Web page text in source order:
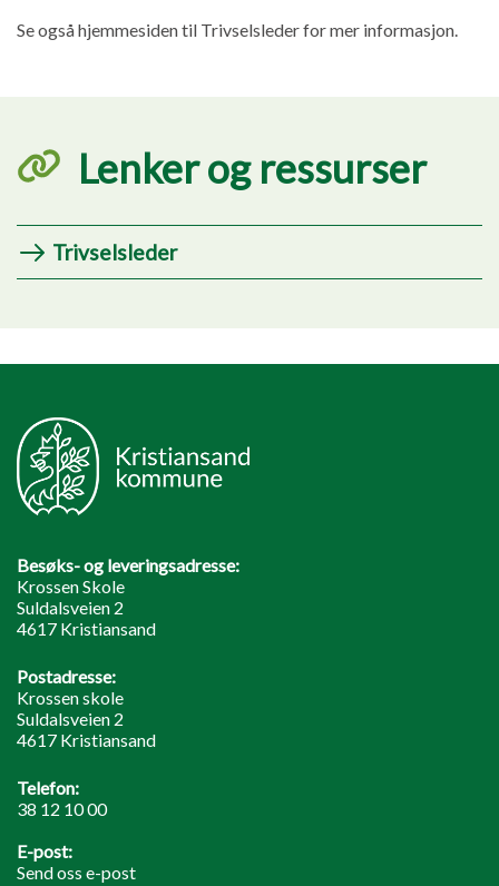
Se også hjemmesiden til Trivselsleder for mer informasjon.
Lenker og ressurser
Trivselsleder
Besøks- og leveringsadresse:
Krossen Skole
Suldalsveien 2
4617 Kristiansand
Postadresse:
Krossen skole
Suldalsveien 2
4617 Kristiansand
Telefon:
38 12 10 00
E-post:
Send oss e-post